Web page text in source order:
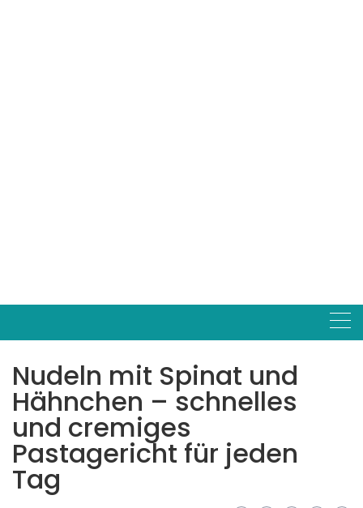
Nudeln mit Spinat und
Hähnchen – schnelles
und cremiges
Pastagericht für jeden
Tag